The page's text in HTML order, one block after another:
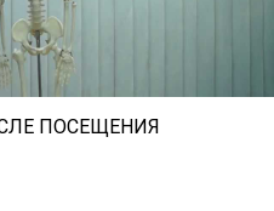
ПОСЕЩЕНИЯ